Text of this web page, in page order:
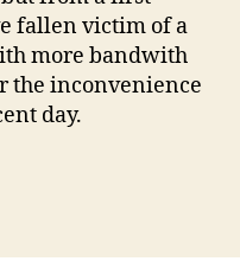
fallen victim of a
more bandwith
the inconvenience
day.